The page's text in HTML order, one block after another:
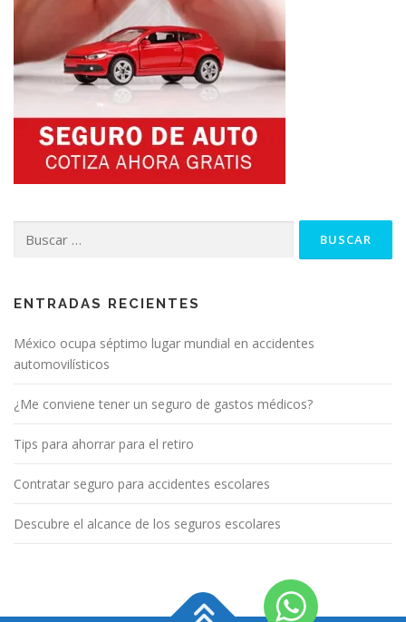
ENTRADAS RECIENTES
México ocupa séptimo lugar mundial en accidentes
automovilísticos
¿Me conviene tener un seguro de gastos médicos?
Tips para ahorrar para el retiro
Contratar seguro para accidentes escolares
Descubre el alcance de los seguros escolares